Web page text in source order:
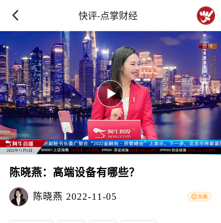
快评-点掌财经
陈晓燕：高端设备有哪些？
陈晓燕 2022-11-05